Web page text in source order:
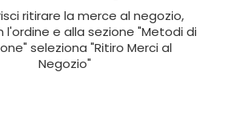
ritirare la merce al negozio,
l'ordine e alla sezione "Metodi di
seleziona "Ritiro Merci al
Negozio"